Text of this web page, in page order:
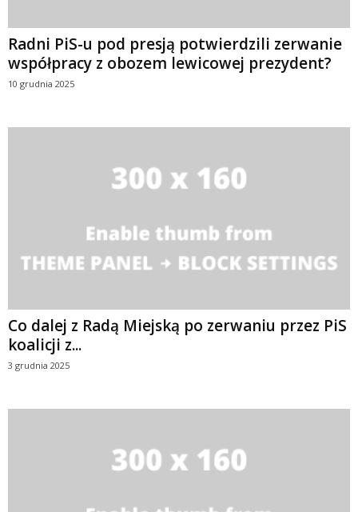
Radni PiS-u pod presją potwierdzili zerwanie
współpracy z obozem lewicowej prezydent?
10 grudnia 2025
Co dalej z Radą Miejską po zerwaniu przez PiS
koalicji z...
3 grudnia 2025